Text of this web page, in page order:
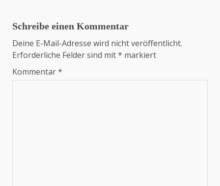
Schreibe einen Kommentar
Deine E-Mail-Adresse wird nicht veröffentlicht.
Erforderliche Felder sind mit* markiert
Kommentar*